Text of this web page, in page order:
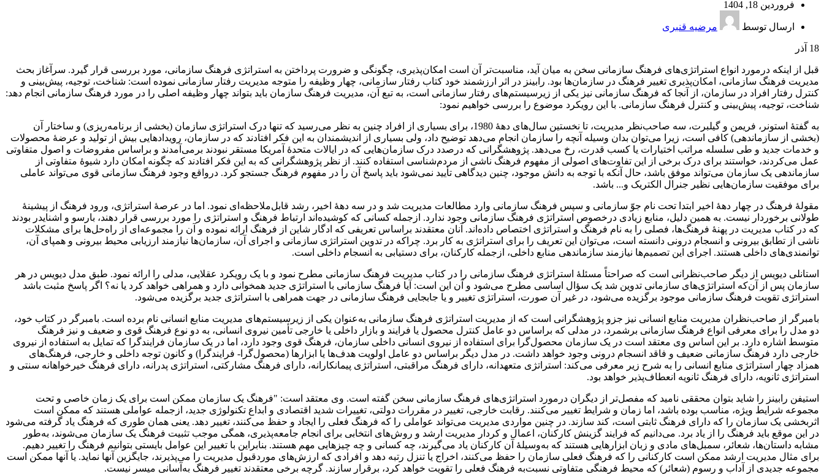
فروردین 18, 1404
ارسال توسط مرضیه قنبری
18 آذر
قبل از اینکه درمورد انواع استراتژی‌های فرهنگ سازمانی سخن به میان آید، مناسبت‌تر آن است امکان‌پذیری، چگونگی و ضرورت پرداختن به استراتژی فرهنگ سازمانی، مورد بررسی قرار گیرد. سرآغاز بحث
مدیریت فرهنگ سازمانی، امکان‌پذیری تغییر فرهنگ در سازمان‌ها بود. رابینز در اثر ارزشمند خود کتاب رفتار سازمانی، چهار وظیفه را متوجه مدیریت رفتار سازمانی نموده است: شناخت، توجیه، پیش‌بینی و
کنترل رفتار افراد در سازمان، از آنجا که فرهنگ سازمانی نیز یکی از زیرسیستم‌های رفتار سازمانی است، به تبع آن، مدیریت فرهنگ سازمان باید بتواند چهار وظیفه اصلی را در مورد فرهنگ سازمانی انجام دهد:
شناخت، توجیه، پیش‌بینی و کنترل فرهنگ سازمانی. با این رویکرد موضوع را بررسی خواهیم نمود:
به گفتۀ استونر، فریمن و گیلبرت، سه صاحب‌نظر مدیریت، تا نخستین سال‌های دهۀ 1980، برای بسیاری از افراد چنین به نظر می‌رسید که تنها درک استراتژی سازمان (بخشی از برنامه‌ریزی) و ساختار آن
(بخشی از سازماندهی) کافی است، زیرا می‌توان بدان وسیله آنچه را سازمان انجام می‌دهد توضیح داد، ولی بسیاری از اندیشمندان به این فکر افتادند که در سازمان، رویدادهایی بیش از تولید و عرضۀ محصولات
و خدمات جدید و طی سلسله مراتب اختیارات یا کسب قدرت، رخ می‌دهد. پژوهشگرانی که درصدد درک سازمان‌هایی که در ایالات متحدۀ آمریکا مستقر نبودند برمی‌آمدند و براساس مفروضات و اصول متفاوتی
عمل می‌کردند، خواستند برای درک برخی از این تفاوت‌های اصولی از مفهوم فرهنگ ناشی از مردم‌شناسی استفاده کنند. از نظر پژوهشگرانی که به این فکر افتادند که چگونه امکان دارد شیوۀ متفاوتی از
سازماندهی یک سازمان می‌تواند موفق باشد، حال آنکه با توجه به دانش موجود، چنین دیدگاهی تأیید نمی‌شود باید پاسخ آن را در مفهوم فرهنگ جستجو کرد. درواقع وجود فرهنگ سازمانی قوی می‌تواند عاملی
برای موفقیت سازمان‌هایی نظیر جنرال الکتریک و... باشد.
مقولۀ فرهنگ در چهار دهۀ اخیر ابتدا تحت نام جوّ سازمانی و سپس فرهنگ سازمانی وارد مطالعات مدیریت شد و در سه دهۀ اخیر، رشد قابل‌ملاحظه‌ای نمود. اما در عرصۀ استراتژی، ورود فرهنگ از پیشینۀ
طولانی برخوردار نیست. به همین دلیل، منابع زیادی درخصوص استراتژی فرهنگ سازمانی وجود ندارد. ازجمله کسانی که کوشیده‌اند ارتباط فرهنگ و استراتژی را مورد بررسی قرار دهند، بارسو و اشنایدر بودند
که در کتاب مدیریت در پهنۀ فرهنگ‌ها، فصلی را به نام فرهنگ و استراتژی اختصاص داده‌اند. آنان معتقدند براساس تعریفی که ادگار شاین از فرهنگ ارائه نموده و آن را مجموعه‌ای از راه‌حل‌ها برای مشکلات
ناشی از تطابق بیرونی و انسجام درونی دانسته است، می‌‌توان این تعریف را برای استراتژی به کار برد. چراکه در تدوین استراتژی سازمانی و اجرای آن، سازمان‌ها نیازمند ارزیابی محیط بیرونی و همپای آن،
توانمندی‌های داخلی هستند. اجرای این تصمیم‌ها نیازمند سازماندهی منابع داخلی، ازجمله کارکنان، برای دستیابی به انسجام داخلی است.
استانلی دیویس از دیگر صاحب‌نظرانی است که صراحتاً مسئلۀ استراتژی فرهنگ سازمانی را در کتاب مدیریت فرهنگ سازمانی مطرح نمود و با یک رویکرد عقلایی، مدلی را ارائه نمود. طبق مدل دیویس در هر
سازمان پس از آن‌که استراتژی‌های سازمانی تدوین شد یک سؤال اساسی مطرح می‌شود و آن این است: آیا فرهنگ سازمانی با استراتژی جدید همخوانی دارد و همراهی خواهد کرد یا نه؟ اگر پاسخ مثبت باشد
استراتژی تقویت فرهنگ سازمانی موجود برگزیده می‌شود، در غیر آن صورت، استراتژی تغییر و یا جابجایی فرهنگ سازمانی در جهت همراهی با استراتژی جدید برگزیده می‌شود.
بامبرگر از صاحب‌نظران مدیریت منابع انسانی نیز جزو پژوهشگرانی است که از مدیریت استراتژی فرهنگ سازمانی به‌عنوان یکی از زیرسیستم‌های مدیریت منابع انسانی نام برده است. بامبرگر در کتاب خود،
دو مدل را برای معرفی انواع فرهنگ سازمانی برشمرد، در مدلی که براساس دو عامل کنترل محصول یا فرایند و بازار داخلی یا خارجی تأمین نیروی انسانی، به دو نوع فرهنگ قوی و ضعیف و نیز فرهنگ
متوسط اشاره دارد. بر این اساس وی معتقد است در یک سازمان محصول‌گرا برای استفاده از نیروی انسانی داخلی سازمان، فرهنگ قوی وجود دارد، اما در یک سازمان فرایندگرا که تمایل به استفاده از نیروی
خارجی دارد فرهنگ سازمانی ضعیف و فاقد انسجام درونی وجود خواهد داشت. در مدل دیگر براساس دو عامل اولویت هدف‌ها یا ابزارها (محصول‌گرا- فرایندگرا) و کانون توجه داخلی و خارجی، فرهنگ‌های
همزاد چهار استراتژی منابع انسانی را به شرح زیر معرفی می‌کند: استراتژی متعهدانه، دارای فرهنگ مراقبتی، استراتژی پیمانکارانه، دارای فرهنگ مشارکتی، استراتژی پدرانه، دارای فرهنگ خیرخواهانه سنتی و
استراتژی ثانویه، دارای فرهنگ ثانویه انعطاف‌پذیر خواهد بود.
استیفن رابینز را شاید بتوان محققی نامید که مفصل‌تر از دیگران درمورد استراتژی‌های فرهنگ سازمانی سخن گفته است. وی معتقد است: "فرهنگ یک سازمان ممکن است برای یک زمان خاصی و تحت
مجموعه شرایط ویژه، مناسب بوده باشد، اما زمان و شرایط تغییر می‌کنند. رقابت خارجی، تغییر در مقررات دولتی، تغییرات شدید اقتصادی و ابداع تکنولوژی جدید، ازجمله عواملی هستند که ممکن است
اثربخشی یک سازمان را که دارای فرهنگ ثابتی است، کند سازند. در چنین مواردی مدیریت می‌تواند عواملی را که فرهنگ فعلی را ایجاد و حفظ می‌‌کنند، تغییر دهد. یعنی همان طوری‌ که فرهنگ یاد گرفته می‌شود
در این موقع باید فرهنگ را از یاد برد. می‌دانیم که فرایند گزینش کارکنان، اعمال و کردار مدیریت ارشد و روش‌های انتخابی برای انجام جامعه‌پذیری، همگی موجب تثبیت فرهنگ یک سازمان می‌شوند، به‌طور
مشابه داستان‌ها، شعائر، سمبل‌های مادی و زبان ابزارهایی هستند که به‌وسیلۀ آن کارکنان یاد می‌گیرند، چه کسانی و چه چیزهایی مهم هستند. بنابراین با تغییر این عوامل بایستی بتوانیم فرهنگ را تغییر دهیم.
برای مثال مدیریت ارشد ممکن است کارکنانی را که فرهنگ فعلی سازمان را حفظ می‌کنند، اخراج یا تنزل رتبه دهد و افرادی که ارزش‌های موردقبول مدیریت را می‌پذیرند، جایگزین آنها نماید. یا آنها ممکن است
مجموعه جدیدی از آداب و رسوم (شعائر) که محیط فرهنگی متفاوتی نسبت‌به فرهنگ فعلی را تقویت خواهد کرد، برقرار سازند. گرچه برخی معتقدند تغییر فرهنگ به‌آسانی میسر نیست.